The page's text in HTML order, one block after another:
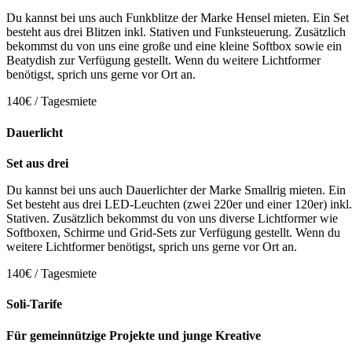
Du kannst bei uns auch Funkblitze der Marke Hensel mieten. Ein Set
besteht aus drei Blitzen inkl. Stativen und Funksteuerung. Zusätzlich
bekommst du von uns eine große und eine kleine Softbox sowie ein
Beatydish zur Verfügung gestellt. Wenn du weitere Lichtformer
benötigst, sprich uns gerne vor Ort an.
140€ / Tagesmiete
Dauerlicht
Set aus drei
Du kannst bei uns auch Dauerlichter der Marke Smallrig mieten. Ein
Set besteht aus drei LED-Leuchten (zwei 220er und einer 120er) inkl.
Stativen. Zusätzlich bekommst du von uns diverse Lichtformer wie
Softboxen, Schirme und Grid-Sets zur Verfügung gestellt. Wenn du
weitere Lichtformer benötigst, sprich uns gerne vor Ort an.
140€ / Tagesmiete
Soli-Tarife
Für gemeinnützige Projekte und junge Kreative